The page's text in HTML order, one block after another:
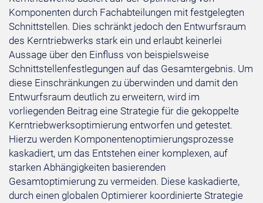
Komponenten durch Fachabteilungen mit festgelegten
Schnittstellen. Dies schränkt jedoch den Entwurfsraum
des Kerntriebwerks stark ein und erlaubt keinerlei
Aussage über den Einfluss von beispielsweise
Schnittstellenfestlegungen auf das Gesamtergebnis. Um
diese Einschränkungen zu überwinden und damit den
Entwurfsraum deutlich zu erweitern, wird im
vorliegenden Beitrag eine Strategie für die gekoppelte
Kerntriebwerksoptimierung entworfen und getestet.
Hierzu werden Komponentenoptimierungsprozesse
kaskadiert, um das Entstehen einer komplexen, auf
starken Abhängigkeiten basierenden
Gesamtoptimierung zu vermeiden. Diese kaskadierte,
durch einen globalen Optimierer koordinierte Strategie